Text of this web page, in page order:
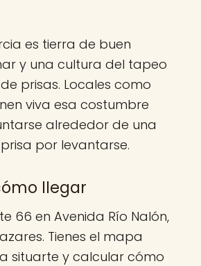
es tierra de buen
y una cultura del tapeo
prisas. Locales como
viva esa costumbre
alrededor de una
por levantarse.
llegar
66 en Avenida Río Nalón,
Tienes el mapa
situarte y calcular cómo